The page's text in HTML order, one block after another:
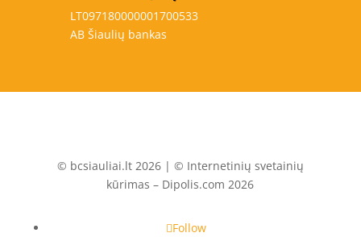
LT097180000001700533
AB Šiaulių bankas
© bcsiauliai.lt 2026 | © Internetinių svetainių
kūrimas – Dipolis.com 2026
Follow